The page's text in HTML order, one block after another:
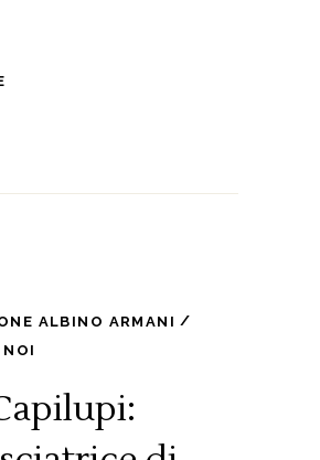
ALBINO ARMANI